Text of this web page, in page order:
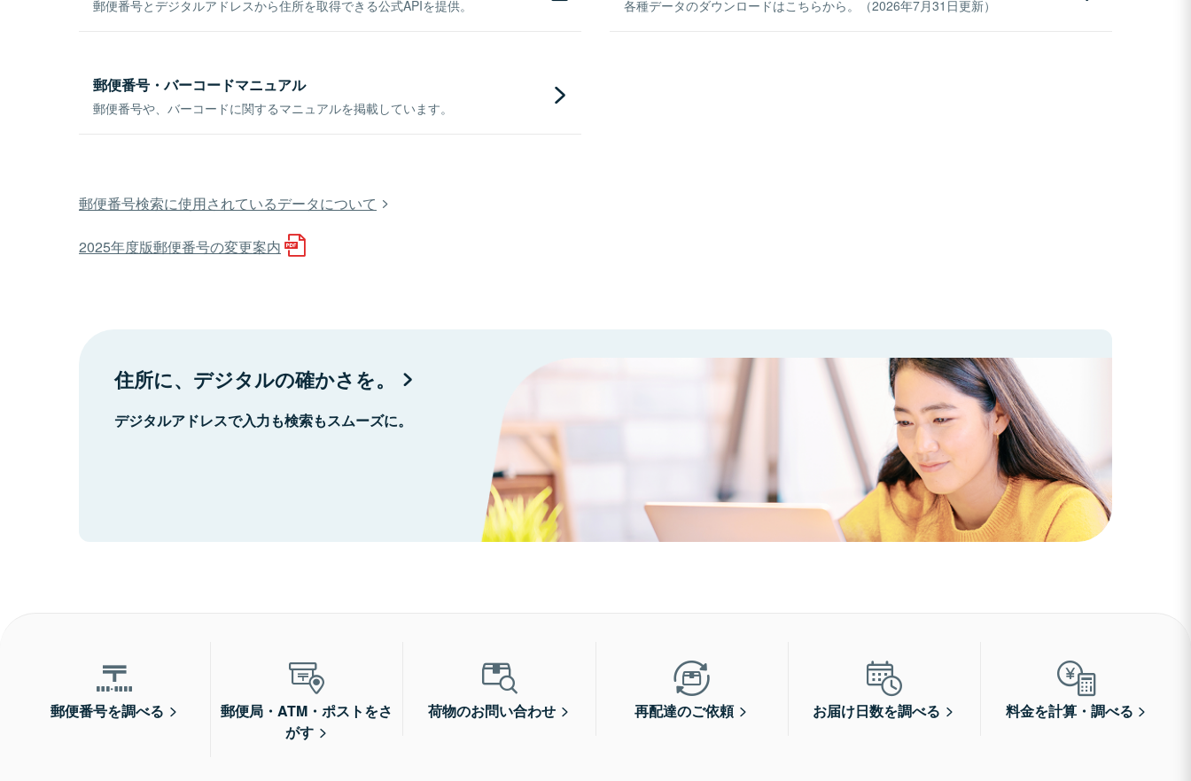
郵便番号とデジタルアドレスから住所を取得できる公式APIを提供。 各種データのダウンロードはこちらから。（2026年7月31日更新）
郵便番号・バーコードマニュアル
郵便番号や、バーコードに関するマニュアルを掲載しています。
郵便番号検索に使用されているデータについて
2025年度版郵便番号の変更案内
住所に、デジタルの確かさを。
デジタルアドレスで入力も検索もスムーズに。
郵便番号を調べる
郵便局・ATM・ポストをさ
がす
荷物のお問い合わせ 再配達のご依頼 お届け日数を調べる 料金を計算・調べる